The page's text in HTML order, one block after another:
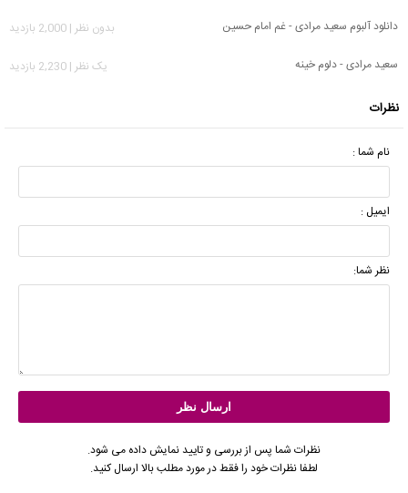
دانلود آلبوم سعید مرادی - غم امام حسین
بدون نظر | 2,000 بازدید
سعید مرادی - دلوم خینه
يک نظر | 2,230 بازدید
نظرات
نام شما :
ایمیل :
نظر شما:
نظرات شما پس از بررسی و تایید نمایش داده می شود.
لطفا نظرات خود را فقط در مورد مطلب بالا ارسال کنید.